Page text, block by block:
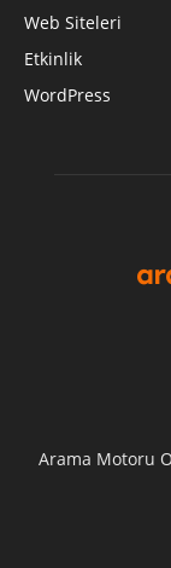
Web Siteleri
Etkinlik
WordPress
Arama Motoru